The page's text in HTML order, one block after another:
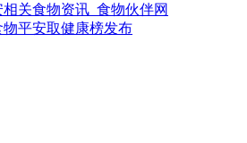
相关食物资讯_食物伙伴网
物平安取健康榜发布